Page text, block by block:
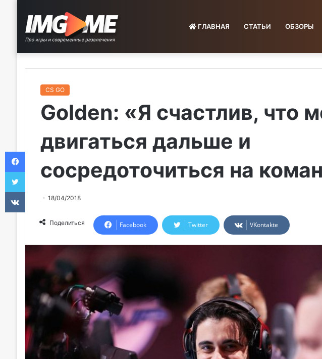
ГЛАВНАЯ СТАТЬИ ОБЗОРЫ
CS GO
Golden: «Я счастлив, что
двигаться дальше и
сосредоточиться на
18/04/2018
Поделиться Facebook Twitter VKontakte
Facebook
Twitter